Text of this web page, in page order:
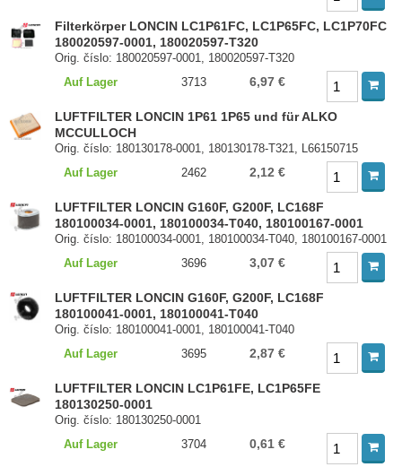
Filterkörper LONCIN LC1P61FC, LC1P65FC, LC1P70FC
180020597-0001, 180020597-T320
Orig. číslo: 180020597-0001, 180020597-T320
Auf Lager
3713 6,97 €
LUFTFILTER LONCIN 1P61 1P65 und für ALKO
MCCULLOCH
Orig. číslo: 180130178-0001, 180130178-T321, L66150715
Auf Lager
2462 2,12 €
LUFTFILTER LONCIN G160F, G200F, LC168F
180100034-0001, 180100034-T040, 180100167-0001
Orig. číslo: 180100034-0001, 180100034-T040, 180100167-0001
Auf Lager
3696 3,07 €
LUFTFILTER LONCIN G160F, G200F, LC168F
180100041-0001, 180100041-T040
Orig. číslo: 180100041-0001, 180100041-T040
Auf Lager
3695 2,87 €
LUFTFILTER LONCIN LC1P61FE, LC1P65FE
180130250-0001
Orig. číslo: 180130250-0001
Auf Lager
3704 0,61 €